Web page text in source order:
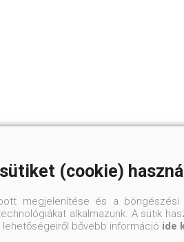
(cookie)
megjelenítése és a böngészési
alkalmazunk. A sütik
bővebb információ ide